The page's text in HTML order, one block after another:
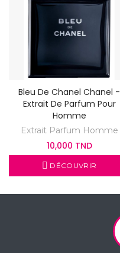
Bleu De Chanel Chanel -
Extrait De Parfum Pour
Homme
Extrait Parfum Homme
10,000 TND
DÉCOUVRIR